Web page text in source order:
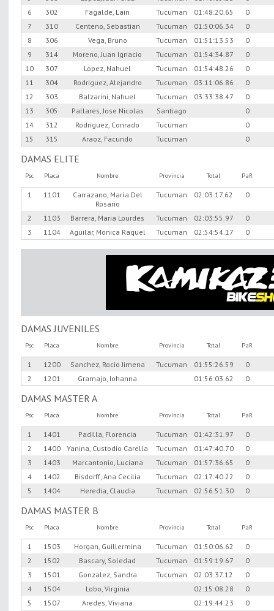
6
302 Fagalde, Lain Tucuman 01:48:20.65
0
7
310 Centeno, Sebastian Tucuman 01:50:06.34
0
8
306 Vega, Bruno Tucuman 01:51:13.53
0
9
314 Moreno, Juan Ignacio Tucuman 01:54:34.87
0
10
307 Lopez, Nahuel Tucuman 01:54:48.26
0
11
304 Rodriguez, Alejandro Tucuman 03:11:06.86
0
12
303 Balzarini, Nahuel Tucuman 03:33:38.47
0
13
305 Pallares, Jose Nicolas Santiago
0
14
312 Rodriguez, Conrado Tucuman
0
15
315 Araoz, Facundo Tucuman 0
DAMAS ELITE
Psc Placa Nombre Provincia Total PaR
1 1101
Carrazano, María Del
Rosario
Tucuman 02:03:17.62 0
2 1103 Barrera, Maria Lourdes Tucuman 02:03:55.97
0
3
1104 Aguilar, Monica Raquel Tucuman 02:54:54.17 0
DAMAS JUVENILES
Psc Placa Nombre Provincia Total PaR
1 1200 Sanchez, Rocio Jimena Tucuman 01:55:26.59
0
2
1201 Gramajo, Iohanna 01:56:03.62 0
DAMAS MASTER A
Psc Placa Nombre Provincia Total PaR
1 1401 Padilla, Florencia Tucuman 01:42:31.97
0
2
1400 Yanina, Custodio Carella Tucuman 01:47:40.70
0
3
1403 Marcantonio, Luciana Tucuman 01:57:36.65
0
4
1402 Bisdorff, Ana Cecilia Tucuman 02:17:40.22
0
5
1404 Heredia, Claudia Tucuman 02:56:51.30 0
DAMAS MASTER B
Psc Placa Nombre Provincia Total PaR
1 1503 Horgan, Guillermina Tucuman 01:50:06.62
0
2
1502 Bascary, Soledad Tucuman 01:59:19.67
0
3
1501 Gonzalez, Sandra Tucuman 02:03:37.12
0
4
1504 Lobo, Virginia 02:15:08.28
0
5
1507 Aredes, Viviana 02:19:44.23
0